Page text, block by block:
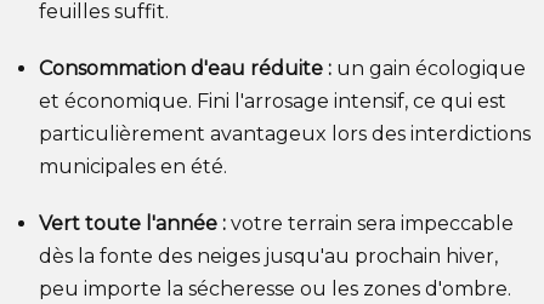
feuilles suffit.
Consommation d'eau réduite : un gain écologique
et économique. Fini l'arrosage intensif, ce qui est
particulièrement avantageux lors des interdictions
municipales en été.
Vert toute l'année : votre terrain sera impeccable
dès la fonte des neiges jusqu'au prochain hiver,
peu importe la sécheresse ou les zones d'ombre.